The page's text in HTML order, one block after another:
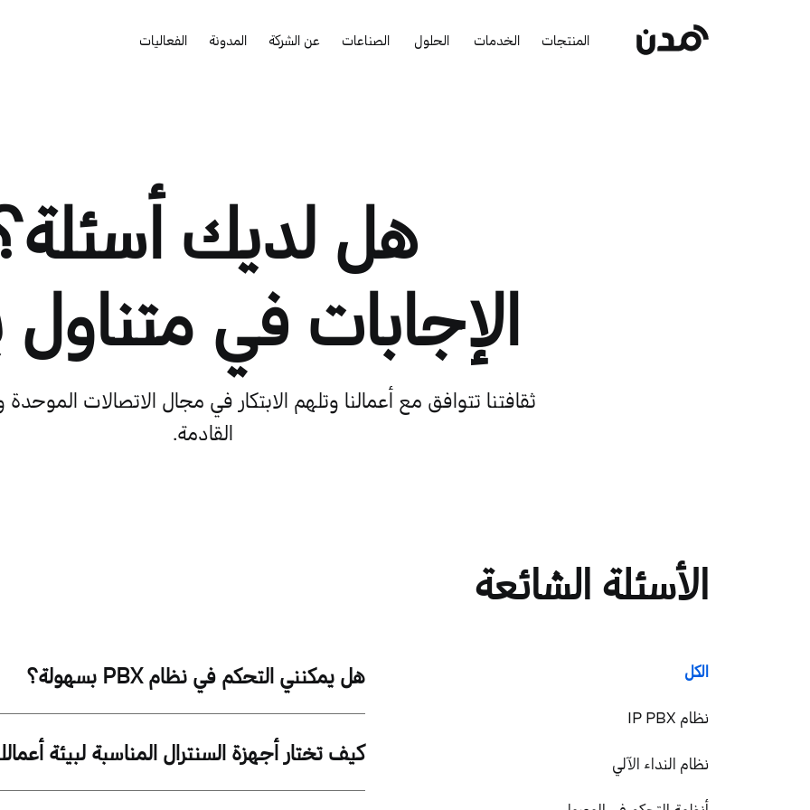
المنتجات الخدمات الحلول الصناعات عن الشركة المدونة الفعاليات
هل لديك
الإجابات في
ثقافتنا تتوافق مع أعمالنا وتلهم الابتكار في مجال الاتصالات
القادمة.
الأسئلة الشائعة
الكل
نظام IP PBX
نظام النداء الآلي
هل يمكنني التحكم في نظام PBX بسهولة؟
كيف تختار أجهزة السنترال المناسبة لبيئة